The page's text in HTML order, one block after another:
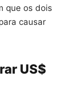
que os dois
causar
US$